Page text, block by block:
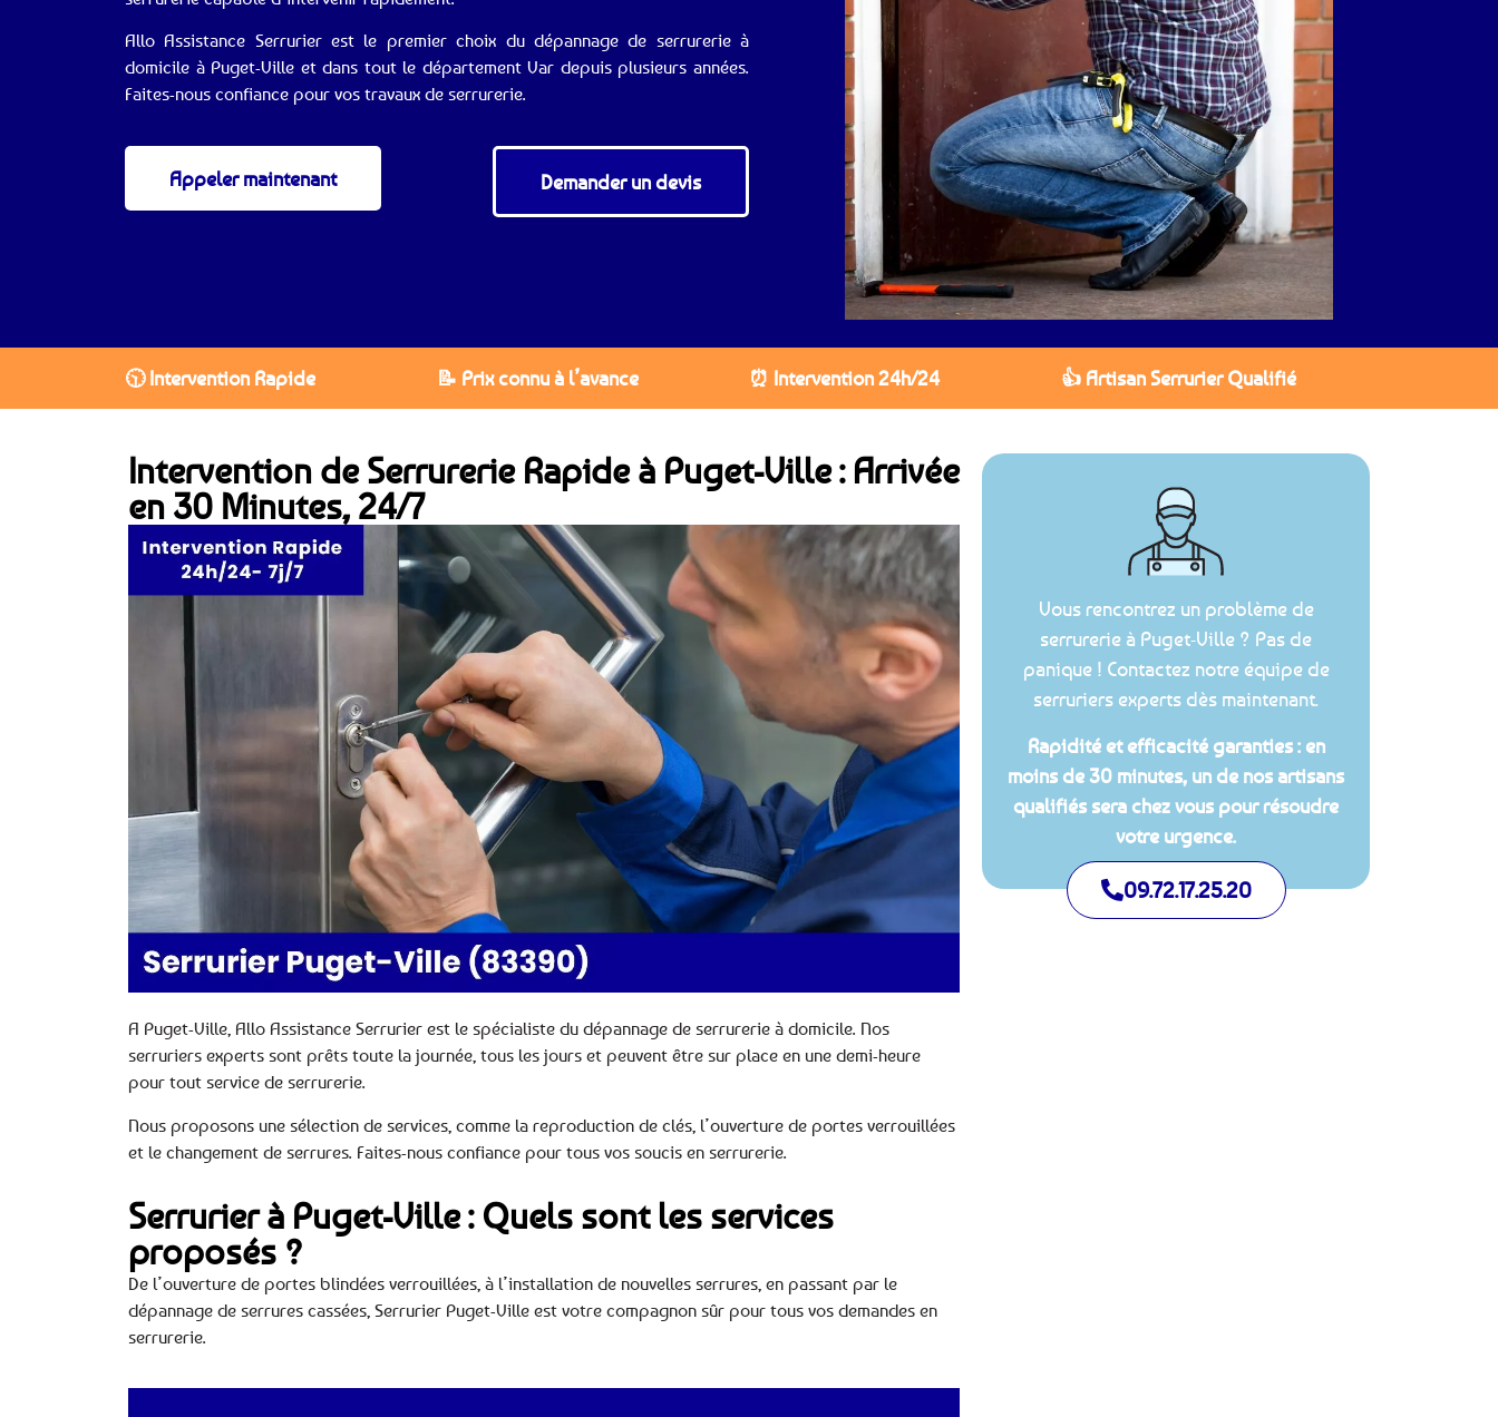
Allo Assistance Serrurier est le premier choix du dépannage de serrurerie à
domicile à Puget-Ville et dans tout le département Var depuis plusieurs années.
Faites-nous confiance pour vos travaux de serrurerie.
Appeler maintenant Demander un devis
🕥 Intervention Rapide 📝 Prix connu à l’avance ⏰ Intervention 24h/24 👍 Artisan Serrurier Qualifié
Intervention de Serrurerie Rapide à Puget-Ville : Arrivée
en 30 Minutes, 24/7
A Puget-Ville, Allo Assistance Serrurier est le spécialiste du dépannage de serrurerie à domicile. Nos
serruriers experts sont prêts toute la journée, tous les jours et peuvent être sur place en une demi-heure
pour tout service de serrurerie.
Nous proposons une sélection de services, comme la reproduction de clés, l’ouverture de portes verrouillées
et le changement de serrures. Faites-nous confiance pour tous vos soucis en serrurerie.
Serrurier à Puget-Ville : Quels sont les services
proposés ?
De l’ouverture de portes blindées verrouillées, à l’installation de nouvelles serrures, en passant par le
dépannage de serrures cassées, Serrurier Puget-Ville est votre compagnon sûr pour tous vos demandes en
serrurerie.
Vous rencontrez un problème de
serrurerie à Puget-Ville ? Pas de
panique ! Contactez notre équipe de
serruriers experts dès maintenant.
Rapidité et efficacité garanties : en
moins de 30 minutes, un de nos artisans
qualifiés sera chez vous pour résoudre
votre urgence.
09.72.17.25.20